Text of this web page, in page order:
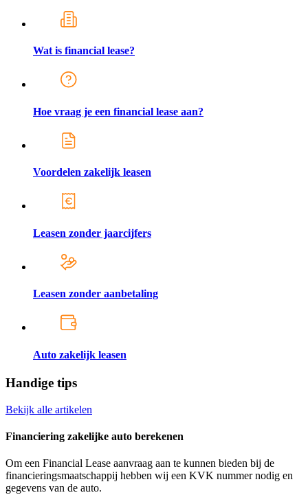
Wat is financial lease?
Hoe vraag je een financial lease aan?
Voordelen zakelijk leasen
Leasen zonder jaarcijfers
Leasen zonder aanbetaling
Auto zakelijk leasen
Handige tips
Bekijk alle artikelen
Financiering zakelijke auto berekenen
Om een Financial Lease aanvraag aan te kunnen bieden bij de
financieringsmaatschappij hebben wij een KVK nummer nodig en
gegevens van de auto.